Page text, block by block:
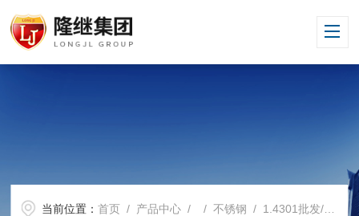
当前位置：首页 / 产品中心 / /不锈钢 / 1.4301批发/采购